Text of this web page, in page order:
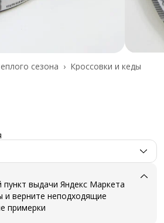
Кроссовки и кеды
сезона ›
выдачи Яндекс Маркета
и верните неподходящие
примерки